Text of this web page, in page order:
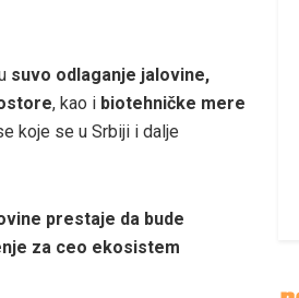
suvo odlaganje jalovine,
, kao i biotehničke mere
koje se u Srbiji i dalje
prestaje da bude
za ceo ekosistem